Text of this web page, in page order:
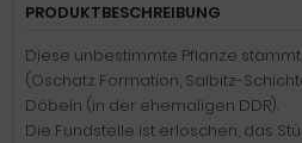
PRODUKTBESCHREIBUNG
Diese unbestimmte Pflanze
(Oschatz Formation, Salbitz-
Döbeln (in der ehemaligen DDR).
Die Fundstelle ist erloschen, das